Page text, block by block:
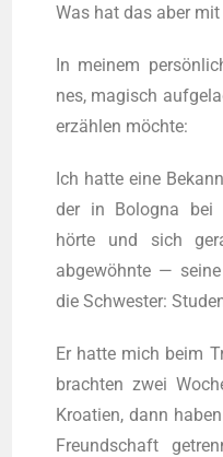
Was hat das aber
In mei­nem
nes, magisch
erzählen möchte:
Ich hat­te eine
der in Bolo­gna bei
hörte und sich
abgewöhnte —
die Schwes­ter:
Er hat­te mich beim
brach­ten zwei
Kroa­ti­en, dann
Freund­schaft